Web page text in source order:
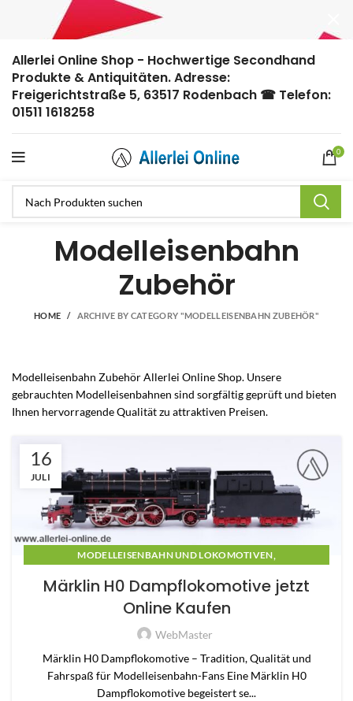
Allerlei Online Shop - Hochwertige Secondhand
Produkte & Antiquitäten. Adresse:
Freigerichtstraße 5, 63517 Rodenbach ☎ Telefon:
01511 1618258
0
Modelleisenbahn
Zubehör
HOME ARCHIVE BY CATEGORY "MODELLEISENBAHN ZUBEHÖR"
Modelleisenbahn Zubehör Allerlei Online Shop. Unsere
gebrauchten Modelleisenbahnen sind sorgfältig geprüft und bieten
Ihnen hervorragende Qualität zu attraktiven Preisen.
16
JULI
MODELLEISENBAHN UND LOKOMOTIVEN,
Märklin H0 Dampflokomotive jetzt
Online Kaufen
WebMaster
Märklin H0 Dampflokomotive – Tradition, Qualität und
Fahrspaß für Modelleisenbahn-Fans Eine Märklin H0
Dampflokomotive begeistert se...